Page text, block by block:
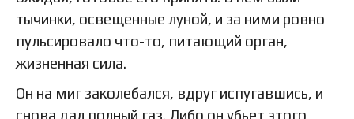
тычинки, освещенные луной, и за ними ровно
пульсировало что-то, питающий орган,
жизненная сила.
Он на миг заколебался, вдруг испугавшись, и
снова дал полный газ. Либо он убьет этого